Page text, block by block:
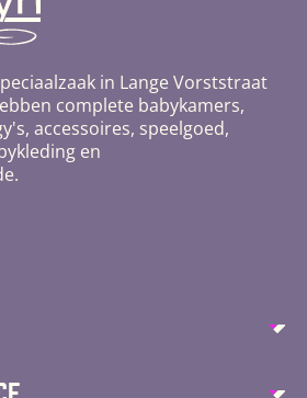
in Lange Vorststraat
complete babykamers,
accessoires, speelgoed,
en